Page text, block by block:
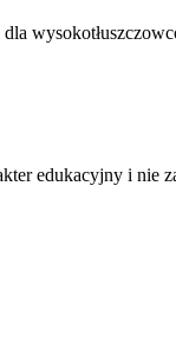
edukacyjny i nie